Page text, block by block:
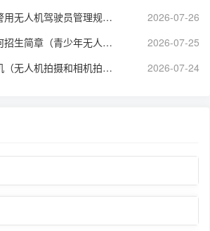
警用无人机驾驶员（警用无人机驾驶员管理规定）
2026-07-26
青少年无人机培训如何招生简章（青少年无人机等级考试培训）
2026-07-25
买无人机还是运动相机（无人机拍摄和相机拍摄哪个好）
2026-07-24